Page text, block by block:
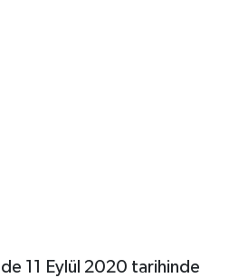
11 Eylül 2020 tarihinde